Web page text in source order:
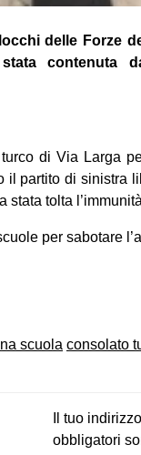
delle Forze
contenuta
di Via Larga
partito di sinistra
stata tolta
per sabotare
scuola consolato
Il tuo
obbligatori